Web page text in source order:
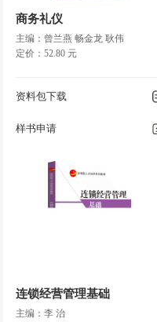
商务礼仪
主编：曾兰燕 畅金龙 耿伟
定价：52.80 元
资料包下载
样书申请
连锁经营管理基础
主编：李 治